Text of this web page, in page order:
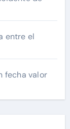
entre el
fecha valor